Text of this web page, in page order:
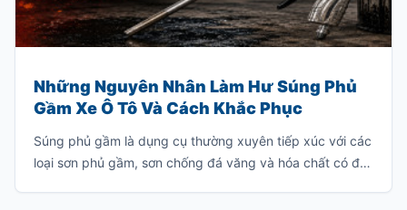
Những Nguyên Nhân Làm Hư Súng Phủ
Gầm Xe Ô Tô Và Cách Khắc Phục
Súng phủ gầm là dụng cụ thường xuyên tiếp xúc với các
loại sơn phủ gầm, sơn chống đá văng và hóa chất có độ